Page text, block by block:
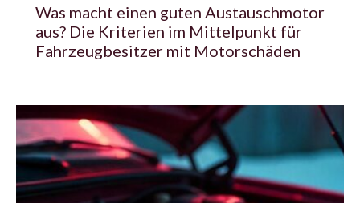
Was macht einen guten Austauschmotor
aus? Die Kriterien im Mittelpunkt für
Fahrzeugbesitzer mit Motorschäden